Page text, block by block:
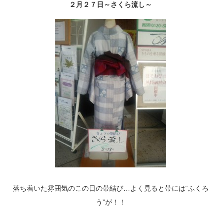
２月２７日～さくら流し～
落ち着いた雰囲気のこの日の帯結び…よく見ると帯には“ふくろ
う”が！！